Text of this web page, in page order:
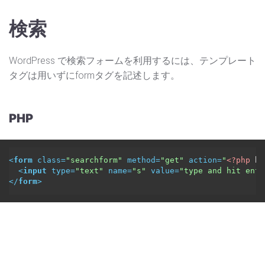
検索
WordPress で検索フォームを利用するには、テンプレート
タグは用いずにformタグを記述します。
PHP
<form class="searchform" method="get" action="<?php
<input type="text" name="s" value="type and hit
</form>